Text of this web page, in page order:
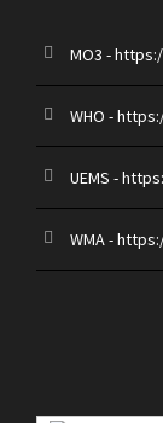
MO3 -
WHO -
UEMS -
WMA -